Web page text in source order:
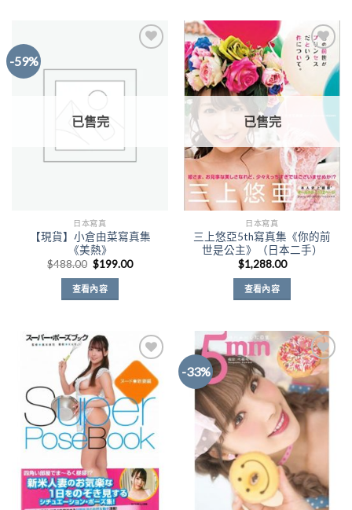
-59%
Wishlist
已售完
日本寫真
【現貨】小倉由菜寫真集
《美熱》
$488.00 原
始
價
格：
$488.00。
$199.00目
查看內容
Add to
Wishlist
已售完
日本寫真
三上悠亞5th寫真集《你的前
世是公主》（日本二手）
$1,288.00
查看內容
Add to
Wishlist
-33%
Add to
Wishlist